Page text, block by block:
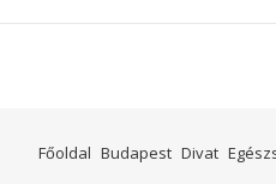
Főoldal Budapest Divat